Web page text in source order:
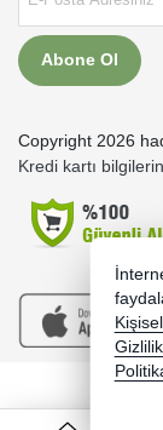
Abone Ol
Copyright 2026
Kredi kartı
Bu site